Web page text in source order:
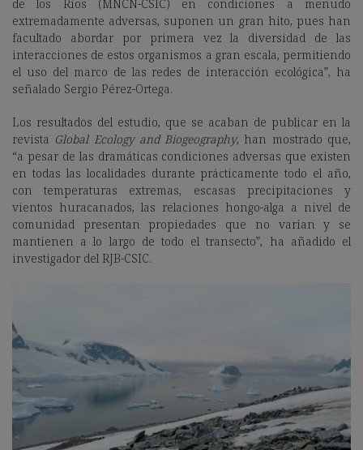
de los Ríos (MNCN-CSIC) en condiciones a menudo
extremadamente adversas, suponen un gran hito, pues han
facultado abordar por primera vez la diversidad de las
interacciones de estos organismos a gran escala, permitiendo
el uso del marco de las redes de interacción ecológica”, ha
señalado Sergio Pérez-Ortega.
Los resultados del estudio, que se acaban de publicar en la
revista Global Ecology and Biogeography, han mostrado que,
“a pesar de las dramáticas condiciones adversas que existen
en todas las localidades durante prácticamente todo el año,
con temperaturas extremas, escasas precipitaciones y
vientos huracanados, las relaciones hongo-alga a nivel de
comunidad presentan propiedades que no varían y se
mantienen a lo largo de todo el transecto”, ha añadido el
investigador del RJB-CSIC.